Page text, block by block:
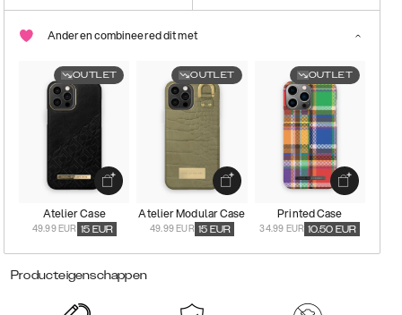
Anderen combineered dit met
OUTLET
Atelier Case
49.99 EUR 15 EUR
OUTLET
Atelier Modular Case
49.99 EUR 15 EUR
OUTLET
Printed Case
34.99 EUR 10.50 EUR
Producteigenschappen